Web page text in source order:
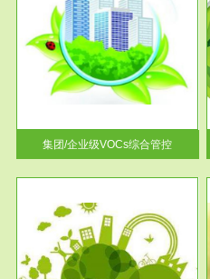
集团/企业级VOCs综合管控
服务范围
政府/园区级VOCs综合管控服务
根据《石化行业挥发性有机物综
合整治方案》文件要求，到2017
年，全...
服务范围